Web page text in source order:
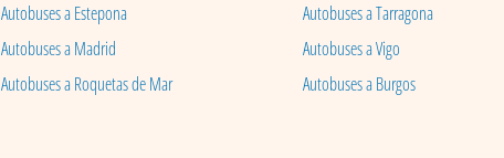
Autobuses a Estepona
Autobuses a Tarragona
Autobuses a Madrid
Autobuses a Vigo
Autobuses a Roquetas de Mar Autobuses a Burgos